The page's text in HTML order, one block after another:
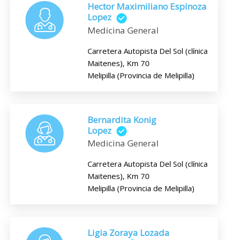
Hector Maximiliano Espinoza
Lopez
Medicina General
Carretera Autopista Del Sol (clínica
Maitenes), Km 70
Melipilla (Provincia de Melipilla)
Bernardita Konig
Lopez
Medicina General
Carretera Autopista Del Sol (clínica
Maitenes), Km 70
Melipilla (Provincia de Melipilla)
Ligia Zoraya Lozada